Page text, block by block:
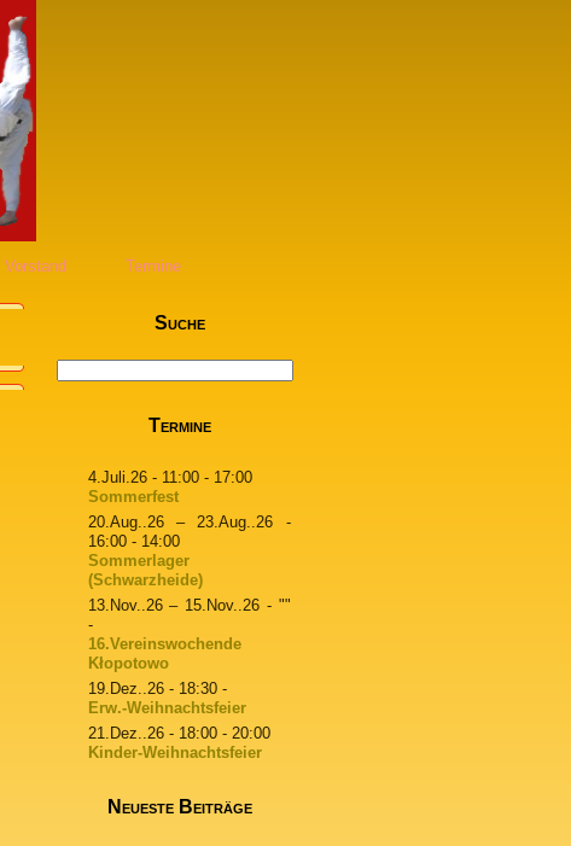
Vorstand Termine
Suche
Termine
4.Juli.26- 11:00 - 17:00
Sommerfest
20.Aug..26
– 23.Aug..26 -
16:00 - 14:00
Sommerlager
(Schwarzheide)
13.Nov..26 – 15.Nov..26 - ""
-
16.Vereinswochende
Kłopotowo
19.Dez..26- 18:30 -
Erw.-Weihnachtsfeier
21.Dez..26- 18:00 - 20:00
Kinder-Weihnachtsfeier
Neueste Beiträge